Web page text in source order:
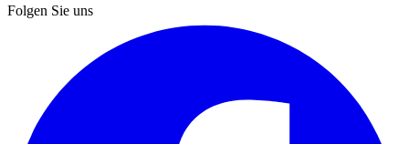
Folgen Sie uns